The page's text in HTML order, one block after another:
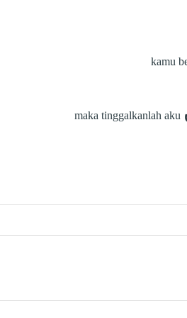
kamu
maka tinggalkanlah aku